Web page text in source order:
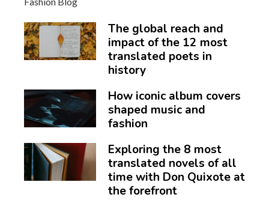
The global reach and
impact of the 12 most
translated poets in
history
How iconic album covers
shaped music and
fashion
Exploring the 8 most
translated novels of all
time with Don Quixote at
the forefront